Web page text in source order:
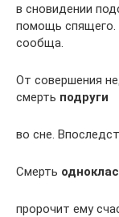
в сновидении
помощь спящего.
сообща.
От совершения
смерть подруги
во сне.
Смерть
пророчит ему